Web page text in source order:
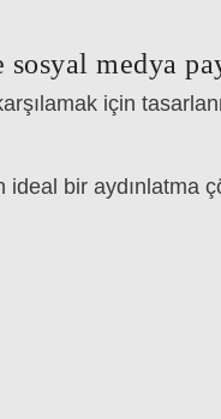
medya
için
ideal bir aydınlatma